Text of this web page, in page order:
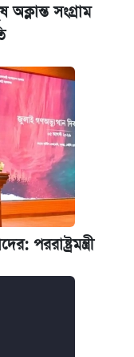
সংগ্রাম
পররাষ্ট্রমন্ত্রী